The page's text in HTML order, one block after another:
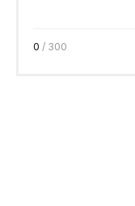
0 / 300